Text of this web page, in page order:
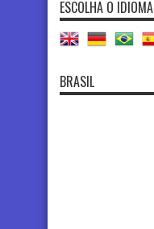
ESCOLHA O IDIOMA
BRASIL